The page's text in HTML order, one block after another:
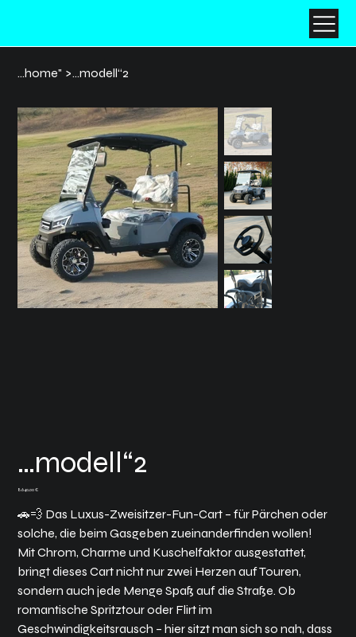
...home" >…modell“2
…modell“2
Preis
8.640,00 €
🚗💨 Das Luxus-Zweisitzer-Fun-Cart – für Pärchen oder
solche, die beim Gasgeben zueinanderfinden wollen!
Mit Chrom, Charme und Kuschelfaktor ausgestattet,
bringt dieses Cart nicht nur zwei Herzen auf Touren,
sondern auch jede Menge Spaß auf die Straße. Ob
romantische Spritztour oder Flirt im
Geschwindigkeitsrausch – hier sitzt man sich so nah, dass